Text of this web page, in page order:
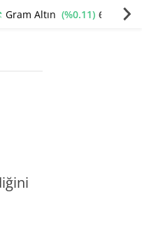
Gram Altın (%0.11) 6503.11